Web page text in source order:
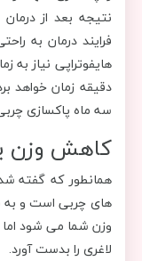
نتیجه بعد از
فرایند درمان به
دقیقه زمان خواهد
سه ماه پاکسازی
کاهش وزن
همانطور که گفته
های چربی است و به
وزن شما می شود
لاغری را بدست آورد.